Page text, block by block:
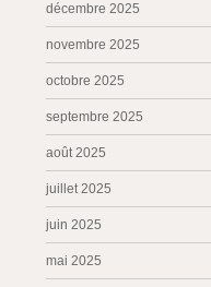
décembre 2025
novembre 2025
octobre 2025
septembre 2025
août 2025
juillet 2025
juin 2025
mai 2025